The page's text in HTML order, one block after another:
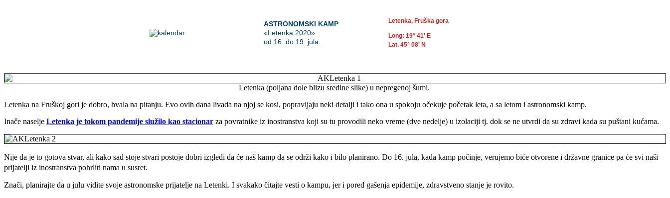
ASTRONOMSKI KAMP
«Letenka 2020»
od 16. do 19. jula.
Letenka, Fruška gora
Long: 19° 41' E
Lat. 45° 08' N
Letenka (poljana dole blizu sredine slike) u nepregenoj šumi.
Letenka na Fruškoj gori je dobro, hvala na pitanju. Evo ovih dana livada na njoj se kosi, popravljaju neki detalji i tako ona u spokoju očekuje početak leta, a sa letom i astronomski kamp.
Inače naselje Letenka je tokom pandemije služilo kao stacionar za povratnike iz inostranstva koji su tu provodili neko vreme (dve nedelje) u izolaciji tj. dok se ne utvrdi da su zdravi kada su puštani kućama.
Nije da je to gotova stvar, ali kako sad stoje stvari postoje dobri izgledi da će naš kamp da se održi kako i bilo planirano. Do 16. jula, kada kamp počinje, verujemo biće otvorene i državne granice pa će svi naši
prijatelji iz inostranstva pohrliti nama u susret.
Znači, planirajte da u julu vidite svoje astronomske prijatelje na Letenki. I svakako čitajte vesti o kampu, jer i pored gašenja epidemije, zdravstveno stanje je rovito.